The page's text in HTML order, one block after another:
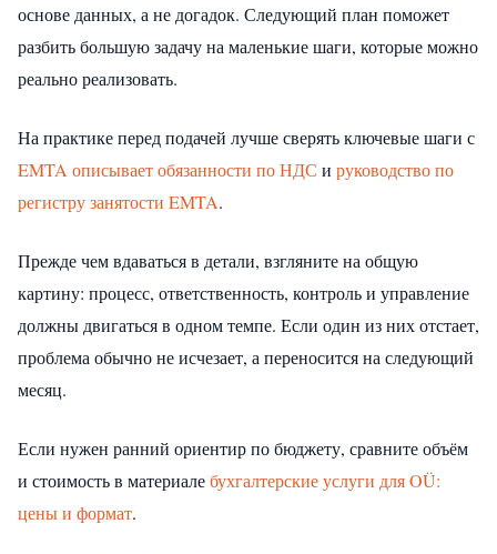
основе данных, а не догадок. Следующий план поможет
разбить большую задачу на маленькие шаги, которые можно
реально реализовать.
На практике перед подачей лучше сверять ключевые шаги с
EMTA описывает обязанности по НДС и руководство по
регистру занятости EMTA.
Прежде чем вдаваться в детали, взгляните на общую
картину: процесс, ответственность, контроль и управление
должны двигаться в одном темпе. Если один из них отстает,
проблема обычно не исчезает, а переносится на следующий
месяц.
Если нужен ранний ориентир по бюджету, сравните объём
и стоимость в материалебухгалтерские услуги для OÜ:
цены и формат.